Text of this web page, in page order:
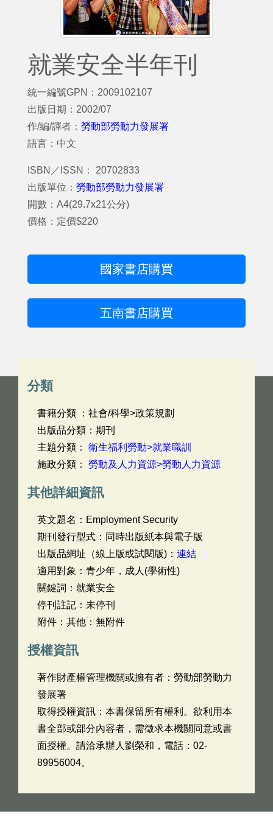
就業安全半年刊
統一編號GPN：2009102107
出版日期：2002/07
作/編/譯者： 勞動部勞動力發展署
語言：中文
ISBN／ISSN： 20702833
出版單位： 勞動部勞動力發展署
開數：A4(29.7x21公分)
價格：定價$220
國家書店購買
五南書店購買
分類
書籍分類 ：社會/科學>政策規劃
出版品分類：期刊
主題分類： 衛生福利勞動>就業職訓
施政分類： 勞動及人力資源>勞動人力資源
其他詳細資訊
英文題名： Employment Security
期刊發行型式：同時出版紙本與電子版
出版品網址（線上版或試閱版)： 連結
適用對象：青少年，成人(學術性)
關鍵詞：就業安全
停刊註記：未停刊
附件：其他：無附件
授權資訊
著作財產權管理機關或擁有者：勞動部勞動力
發展署
取得授權資訊：本書保留所有權利。欲利用本
書全部或部分內容者，需徵求本機關同意或書
面授權。請洽承辦人劉榮和，電話：02-
89956004。